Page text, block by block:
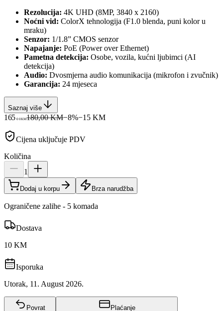
Rezolucija: 4K UHD (8MP, 3840 x 2160)
Noćni vid: ColorX tehnologija (F1.0 blenda, puni kolor u
mraku)
Senzor: 1/1.8” CMOS senzor
Napajanje: PoE (Power over Ethernet)
Pametna detekcija: Osobe, vozila, kućni ljubimci (AI
detekcija)
Audio: Dvosmjerna audio komunikacija (mikrofon i zvučnik)
Garancija: 24 mjeseca
Saznaj više
165 00KM180,00 KM−8%−15 KM
Cijena uključuje PDV
Količina
1
Dodaj u korpu Brza narudžba
Ograničene zalihe - 5 komada
Dostava
10 KM
Isporuka
Utorak, 11. August 2026.
Povrat Plaćanje